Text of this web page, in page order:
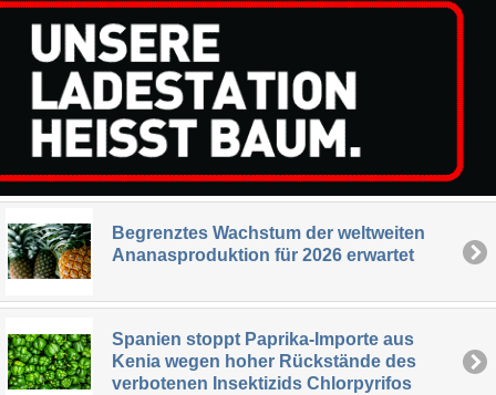
Begrenztes Wachstum der weltweiten
Ananasproduktion für 2026 erwartet
Spanien stoppt Paprika-Importe aus
Kenia wegen hoher Rückstände des
verbotenen Insektizids Chlorpyrifos